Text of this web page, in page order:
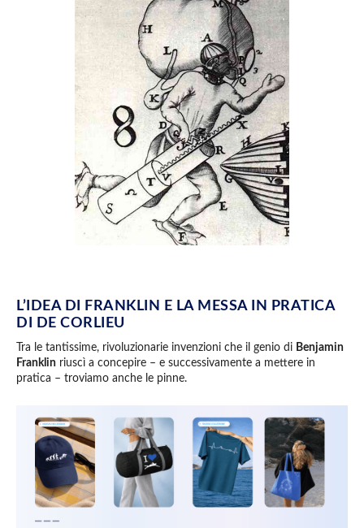
L’IDEA DI FRANKLIN E LA MESSA IN PRATICA
DI DE CORLIEU
Tra le tantissime, rivoluzionarie invenzioni che il genio di Benjamin
Franklin riuscì a concepire – e successivamente a mettere in
pratica – troviamo anche le pinne.